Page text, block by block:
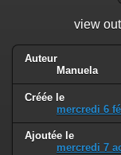
view
Auteur
Manuela
Créée le
mercredi 6
Ajoutée le
mercredi 7